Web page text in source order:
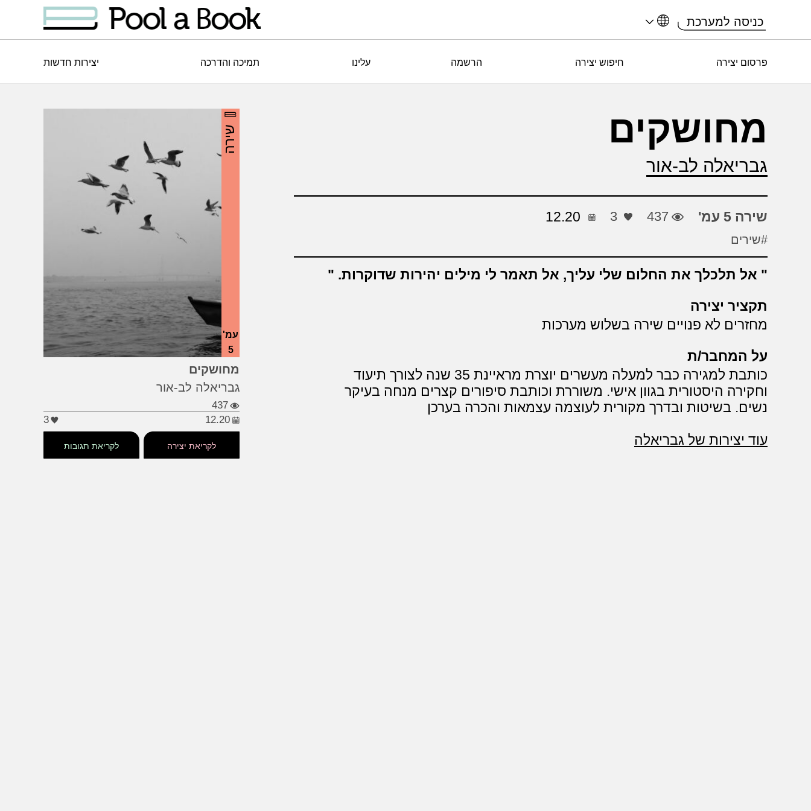
כניסה למערכת
פרסום יצירה חיפוש יצירה הרשמה עלינו תמיכה והדרכה יצירות חדשות
מחושקים
גבריאלה לב-אור
שירה 5 עמ' 437
3
12.20
#שירים
אל תלכלך את החלום שלי עליך, אל תאמר לי מילים יהירות שדוקרות.
תקציר יצירה
מחזרים לא פנויים שירה בשלוש מערכות
על המחבר/ת
כותבת למגירה כבר למעלה מעשרים יוצרת מראיינת 35 שנה לצורך תיעוד
וחקירה היסטורית בגוון אישי. משוררת וכותבת סיפורים קצרים מנחה בעיקר
נשים. בשיטות ובדרך מקורית לעוצמה עצמאות והכרה בערכן
עוד יצירות של גבריאלה
שירה
עמ'
5
#שירים
מחושקים
גבריאלה לב-אור
437
12.20
3
לקריאת תגובות לקריאת יצירה